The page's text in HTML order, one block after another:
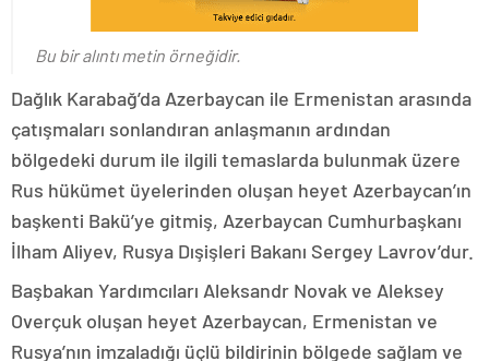
Bu bir alıntı metin örneğidir.
Dağlık Karabağ’da Azerbaycan ile Ermenistan arasında
çatışmaları sonlandıran anlaşmanın ardından
bölgedeki durum ile ilgili temaslarda bulunmak üzere
Rus hükümet üyelerinden oluşan heyet Azerbaycan’ın
başkenti Bakü’ye gitmiş, Azerbaycan Cumhurbaşkanı
İlham Aliyev, Rusya Dışişleri Bakanı Sergey Lavrov’dur.
Başbakan Yardımcıları Aleksandr Novak ve Aleksey
Overçuk oluşan heyet Azerbaycan, Ermenistan ve
Rusya’nın imzaladığı üçlü bildirinin bölgede sağlam ve